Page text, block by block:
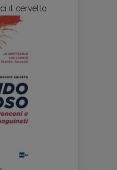
il cervello